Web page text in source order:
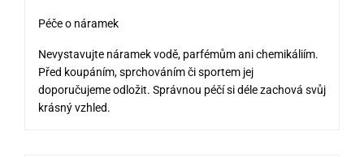
Péče o náramek
Nevystavujte náramek vodě, parfémům ani chemikáliím.
Před koupáním, sprchováním či sportem jej
doporučujeme odložit. Správnou péčí si déle zachová svůj
krásný vzhled.